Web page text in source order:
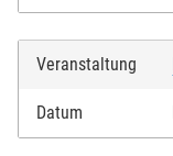
Veranstaltung
Datum